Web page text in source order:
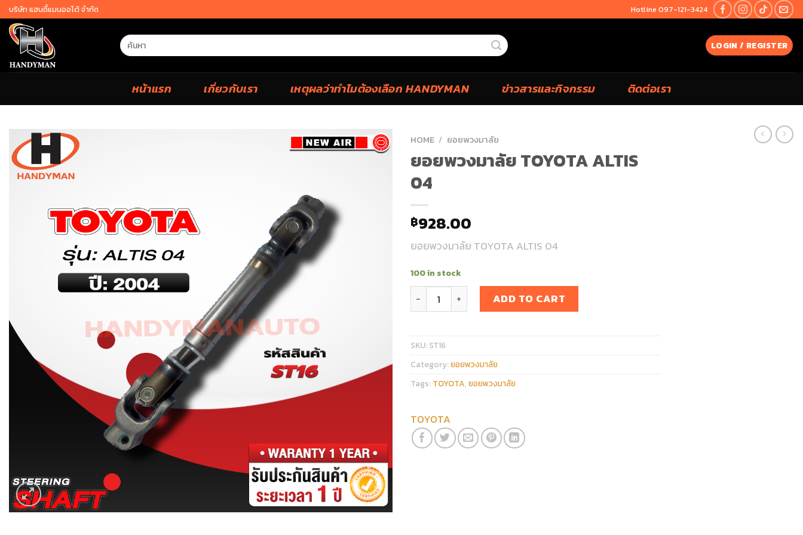
Skip
to
content
บริษัท แฮนดี้แมนออโต้ จำกัด Hotline 097-121-3424
Search
for:
LOGIN / REGISTER
หน้าแรก เกี่ยวกับเรา เหตุผลว่าทำไมต้องเลือก HANDYMAN ข่าวสารและกิจกรรม ติดต่อเรา
HOME / ยอยพวงมาลัย
ยอยพวงมาลัย TOYOTA ALTIS
04
฿928.00
ยอยพวงมาลัย TOYOTA ALTIS 04
100 in stock
ยอยพวงมาลัย TOYOTA ALTIS 04 quantity
ADD TO CART
SKU: ST16
Category:ยอยพวงมาลัย
Tags: TOYOTA, ยอยพวงมาลัย
TOYOTA